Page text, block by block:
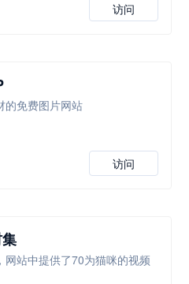
访问
的免费图片网站
访问
网站中提供了70为猫咪的视频